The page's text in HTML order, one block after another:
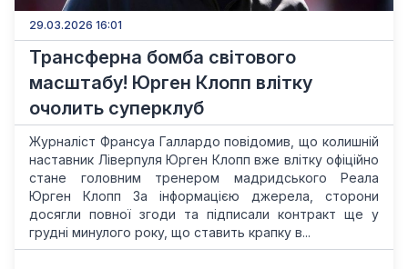
29.03.2026 16:01
Трансферна бомба світового
масштабу! Юрген Клопп влітку
очолить суперклуб
Журналіст Франсуа Галлардо повідомив, що колишній
наставник Ліверпуля Юрген Клопп вже влітку офіційно
стане головним тренером мадридського Реала
Юрген Клопп За інформацією джерела, сторони
досягли повної згоди та підписали контракт ще у
грудні минулого року, що ставить крапку в...